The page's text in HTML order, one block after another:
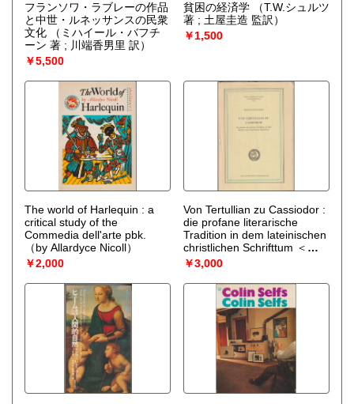
フランソワ・ラブレーの作品
と中世・ルネッサンスの民衆
文化
（ミハイール・バフチ
ーン 著 ; 川端香男里 訳）
￥5,500
貧困の経済学
（T.W.シュルツ
著 ; 土屋圭造 監訳）
￥1,500
The world of Harlequin : a
critical study of the
Commedia dell'arte pbk.
（by Allardyce Nicoll）
￥2,000
Von Tertullian zu Cassiodor :
die profane literarische
Tradition in dem lateinischen
christlichen Schrifttum ＜
Studia Graeca et Latina
Gothoburgensia＞
Hagendahl）
￥3,000